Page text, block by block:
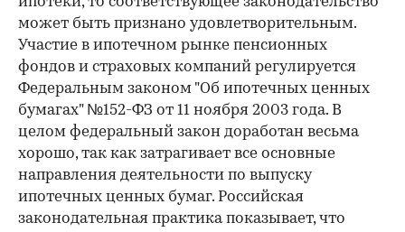
может быть признано удовлетворительным.
Участие в ипотечном рынке пенсионных
фондов и страховых компаний регулируется
Федеральным законом "Об ипотечных ценных
бумагах" №152-ФЗ от 11 ноября 2003 года. В
целом федеральный закон доработан весьма
хорошо, так как затрагивает все основные
направления деятельности по выпуску
ипотечных ценных бумаг. Российская
законодательная практика показывает, что